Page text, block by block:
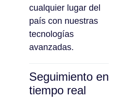
cualquier lugar del
país con nuestras
tecnologías
avanzadas.
Seguimiento en
tiempo real